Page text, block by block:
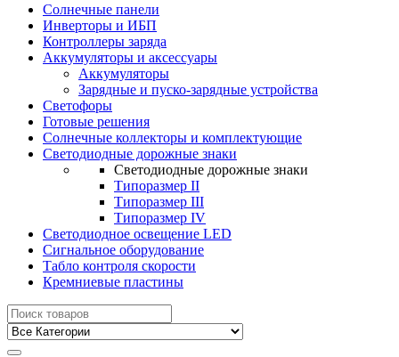
Солнечные панели
Инверторы и ИБП
Контроллеры заряда
Аккумуляторы и аксессуары
Аккумуляторы
Зарядные и пуско-зарядные устройства
Светофоры
Готовые решения
Солнечные коллекторы и комплектующие
Светодиодные дорожные знаки
Светодиодные дорожные знаки
Типоразмер II
Типоразмер III
Типоразмер IV
Светодиодное освещение LED
Сигнальное оборудование
Табло контроля скорости
Кремниевые пластины
Найти: